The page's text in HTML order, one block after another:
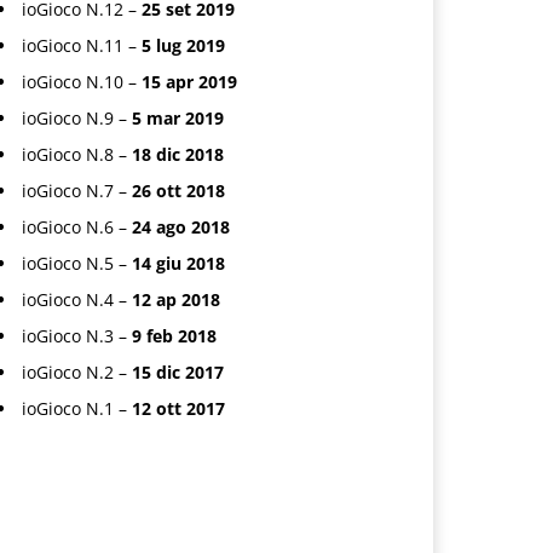
ioGioco N.12 – 25 set 2019
ioGioco N.11 – 5 lug 2019
ioGioco N.10 – 15 apr 2019
ioGioco N.9 – 5 mar 2019
ioGioco N.8 – 18 dic 2018
ioGioco N.7 – 26 ott 2018
ioGioco N.6 – 24 ago 2018
ioGioco N.5 – 14 giu 2018
ioGioco N.4 – 12 ap 2018
ioGioco N.3 – 9 feb 2018
ioGioco N.2 – 15 dic 2017
ioGioco N.1 – 12 ott 2017